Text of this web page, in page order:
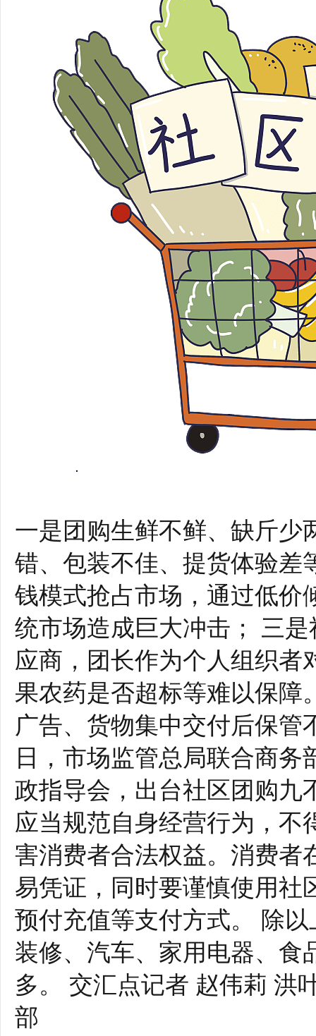
一是团购生鲜不鲜、缺斤少
错、包装不佳、提货体验差
钱模式抢占市场，通过低价
统市场造成巨大冲击； 三
应商，团长作为个人组织者
果农药是否超标等难以保障
广告、货物集中交付后保管
日，市场监管总局联合商
政指导会，出台社区团购九
应当规范自身经营行为，不
害消费者合法权益。消费者
易凭证，同时要谨慎使用社
预付充值等支付方式。 除
装修、汽车、家用电器、食
多。 交汇点记者 赵伟莉 洪
部